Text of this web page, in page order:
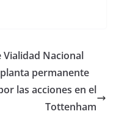
Vialidad Nacional
planta permanente
las acciones en el
Tottenham